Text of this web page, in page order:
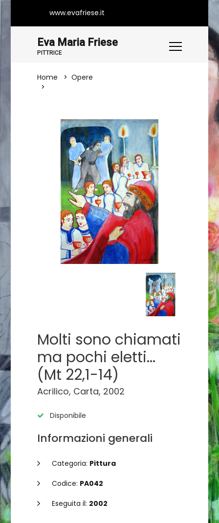
www.evafriese.it
Eva Maria Friese
PITTRICE
Home
Opere
Molti sono chiamati
ma pochi eletti...
(Mt 22,1-14)
Acrilico, Carta, 2002
Disponibile
Informazioni generali
Categoria: Pittura
Codice: PA042
Eseguita il: 2002